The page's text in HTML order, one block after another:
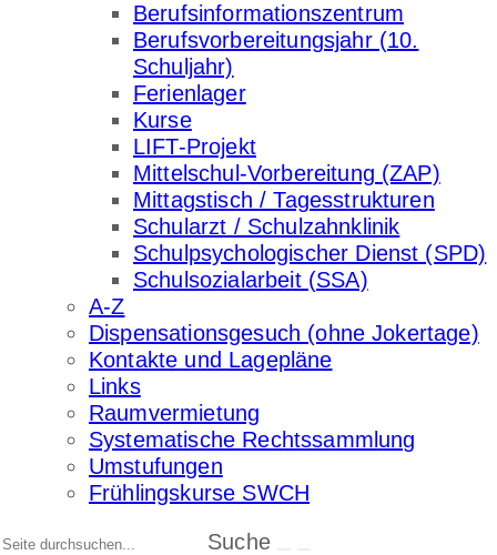
Berufsinformationszentrum
Berufsvorbereitungsjahr (10.
Schuljahr)
Ferienlager
Kurse
LIFT-Projekt
Mittelschul-Vorbereitung (ZAP)
Mittagstisch / Tagesstrukturen
Schularzt / Schulzahnklinik
Schulpsychologischer Dienst (SPD)
Schulsozialarbeit (SSA)
A-Z
Dispensationsgesuch (ohne Jokertage)
Kontakte und Lagepläne
Links
Raumvermietung
Systematische Rechtssammlung
Umstufungen
Frühlingskurse SWCH
Suche